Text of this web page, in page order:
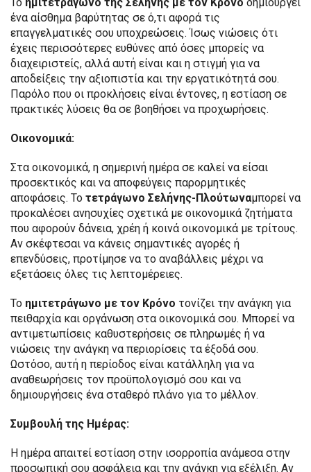
ένα αίσθημα βαρύτητας σε ό,τι αφορά τις
επαγγελματικές σου υποχρεώσεις. Ίσως νιώσεις ότι
έχεις περισσότερες ευθύνες από όσες μπορείς να
διαχειριστείς, αλλά αυτή είναι και η στιγμή για να
αποδείξεις την αξιοπιστία και την εργατικότητά σου.
Παρόλο που οι προκλήσεις είναι έντονες, η εστίαση σε
πρακτικές λύσεις θα σε βοηθήσει να προχωρήσεις.
Οικονομικά:
Στα οικονομικά, η σημερινή ημέρα σε καλεί να είσαι
προσεκτικός και να αποφεύγεις παρορμητικές
αποφάσεις. Το τετράγωνο Σελήνης-Πλούτωναμπορεί να
προκαλέσει ανησυχίες σχετικά με οικονομικά ζητήματα
που αφορούν δάνεια, χρέη ή κοινά οικονομικά με τρίτους.
Αν σκέφτεσαι να κάνεις σημαντικές αγορές ή
επενδύσεις, προτίμησε να το αναβάλλεις μέχρι να
εξετάσεις όλες τις λεπτομέρειες.
Το ημιτετράγωνο με τον Κρόνο τονίζει την ανάγκη για
πειθαρχία και οργάνωση στα οικονομικά σου. Μπορεί να
αντιμετωπίσεις καθυστερήσεις σε πληρωμές ή να
νιώσεις την ανάγκη να περιορίσεις τα έξοδά σου.
Ωστόσο, αυτή η περίοδος είναι κατάλληλη για να
αναθεωρήσεις τον προϋπολογισμό σου και να
δημιουργήσεις ένα σταθερό πλάνο για το μέλλον.
Συμβουλή της Ημέρας:
Η ημέρα απαιτεί εστίαση στην ισορροπία ανάμεσα στην
προσωπική σου ασφάλεια και την ανάγκη για εξέλιξη. Αν